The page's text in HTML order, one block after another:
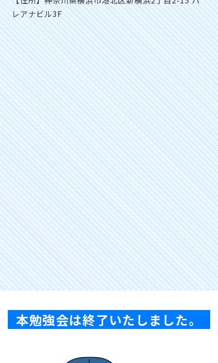
レアナビル3F
本勉強会は終了いたしました。